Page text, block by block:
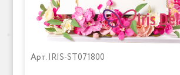
Арт. IRIS-ST071800